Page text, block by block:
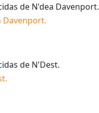
de N'dea Davenport.
Davenport.
de N'Dest.
.